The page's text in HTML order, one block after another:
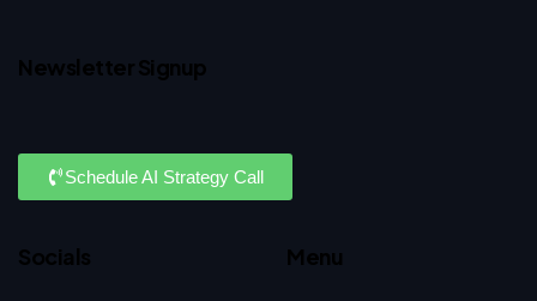
Newsletter Signup
Schedule AI Strategy Call
Socials Menu